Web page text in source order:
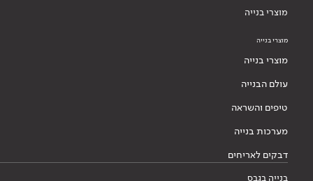
מוצרי בנייה
מוצרי בנייה
מוצרי בנייה
עולם הבנייה
טיפים והשראה
מערכות בנייה
דבקים לאריחים
בנייה בגבס